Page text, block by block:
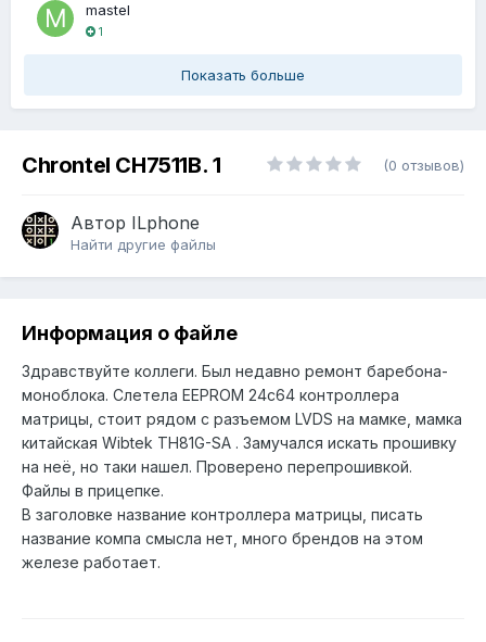
mastel
1
Показать больше
Chrontel CH7511B. 1 (0 отзывов)
Автор ILphone
Найти другие файлы
Информация о файле
Здравствуйте коллеги. Был недавно ремонт баребона-
моноблока. Слетела EEPROM 24c64 контроллера
матрицы, стоит рядом с разъемом LVDS на мамке, мамка
китайская Wibtek TH81G-SA . Замучался искать прошивку
на неё, но таки нашел. Проверено перепрошивкой.
Файлы в прицепке.
В заголовке название контроллера матрицы, писать
название компа смысла нет, много брендов на этом
железе работает.